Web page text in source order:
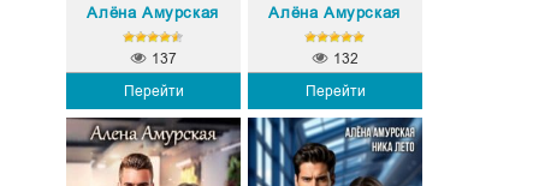
Алёна Амурская
Перейти
137
Алёна Амурская
Перейти
132